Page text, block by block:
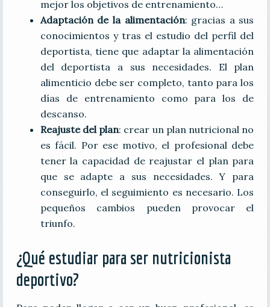
mejor los objetivos de entrenamiento…
Adaptación de la alimentación: gracias a sus
conocimientos y tras el estudio del perfil del
deportista, tiene que adaptar la alimentación
del deportista a sus necesidades. El plan
alimenticio debe ser completo, tanto para los
días de entrenamiento como para los de
descanso.
Reajuste del plan: crear un plan nutricional no
es fácil. Por ese motivo, el profesional debe
tener la capacidad de reajustar el plan para
que se adapte a sus necesidades. Y para
conseguirlo, el seguimiento es necesario. Los
pequeños cambios pueden provocar el
triunfo.
¿Qué estudiar para ser nutricionista
deportivo?